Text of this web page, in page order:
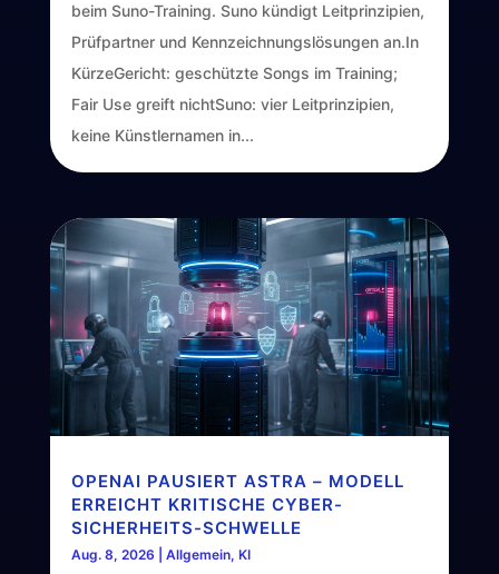
beim Suno-Training. Suno kündigt Leitprinzipien,
Prüfpartner und Kennzeichnungslösungen an.In
KürzeGericht: geschützte Songs im Training;
Fair Use greift nichtSuno: vier Leitprinzipien,
keine Künstlernamen in...
OPENAI PAUSIERT ASTRA – MODELL
ERREICHT KRITISCHE CYBER-
SICHERHEITS-SCHWELLE
Aug. 8, 2026 Allgemein, KI